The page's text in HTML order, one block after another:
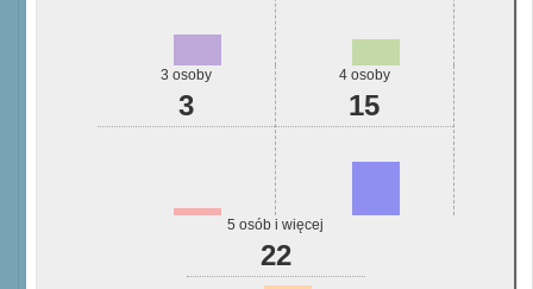
3 osoby
3
4 osoby
15
5 osób i więcej
22